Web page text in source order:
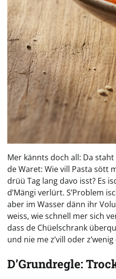
Mer kännts doch all: Da
de Waret: Wie vill Pasta sött
drüü Tag lang davo isst? Es
d’Mängi verlürt. S’Problem
aber im Wasser dänn ihr
weiss, wie schnell mer sich
dass de Chüelschrank
und nie me z’vill oder
D’Grundregle: